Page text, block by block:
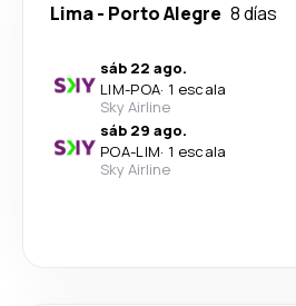
Lima- Porto Alegre 8 días
sáb 22 ago.
LIM-POA· 1 escala
Sky Airline
sáb 29 ago.
POA-LIM· 1 escala
Sky Airline